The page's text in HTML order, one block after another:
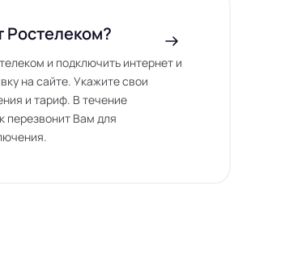
Ростелеком?
и подключить интернет и
на сайте. Укажите свои
и тариф. В течение
перезвонит Вам для